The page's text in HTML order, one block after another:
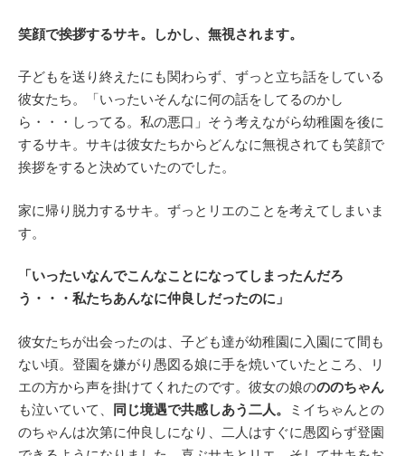
笑顔で挨拶するサキ。しかし、無視されます。
子どもを送り終えたにも関わらず、ずっと立ち話をしている
彼女たち。「いったいそんなに何の話をしてるのかし
ら・・・しってる。私の悪口」そう考えながら幼稚園を後に
するサキ。サキは彼女たちからどんなに無視されても笑顔で
挨拶をすると決めていたのでした。
家に帰り脱力するサキ。ずっとリエのことを考えてしまいま
す。
「いったいなんでこんなことになってしまったんだろ
う・・・ 私たちあんなに仲良しだったのに」
彼女たちが出会ったのは、子ども達が幼稚園に入園にて間も
ない頃。登園を嫌がり愚図る娘に手を焼いていたところ、リ
エの方から声を掛けてくれたのです。彼女の娘のののちゃん
も泣いていて、
同じ境遇で共感しあう二人。
ミイちゃんとの
のちゃんは次第に仲良しになり、二人はすぐに愚図らず登園